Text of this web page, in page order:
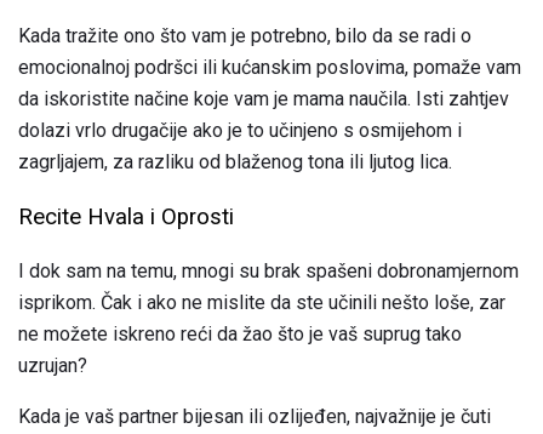
Kada tražite ono što vam je potrebno, bilo da se radi o
emocionalnoj podršci ili kućanskim poslovima, pomaže vam
da iskoristite načine koje vam je mama naučila. Isti zahtjev
dolazi vrlo drugačije ako je to učinjeno s osmijehom i
zagrljajem, za razliku od blaženog tona ili ljutog lica.
Recite Hvala i Oprosti
I dok sam na temu, mnogi su brak spašeni dobronamjernom
isprikom. Čak i ako ne mislite da ste učinili nešto loše, zar
ne možete iskreno reći da žao što je vaš suprug tako
uzrujan?
Kada je vaš partner bijesan ili ozlijeđen, najvažnije je čuti